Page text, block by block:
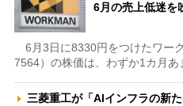
6月の売上低迷を
6月3日に8330円をつけたワー
7564）の株価は、わずか1カ月あ
三菱重工が「AIインフラの新